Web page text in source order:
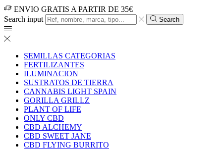
ENVIO GRATIS A PARTIR DE 35€
Search input
Search
SEMILLAS CATEGORIAS
FERTILIZANTES
ILUMINACION
SUSTRATOS DE TIERRA
CANNABIS LIGHT SPAIN
GORILLA GRILLZ
PLANT OF LIFE
ONLY CBD
CBD ALCHEMY
CBD SWEET JANE
CBD FLYING BURRITO